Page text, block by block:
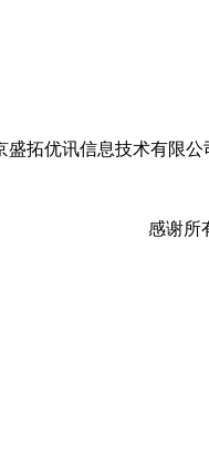
盛拓优讯信息技术有限公
感谢所